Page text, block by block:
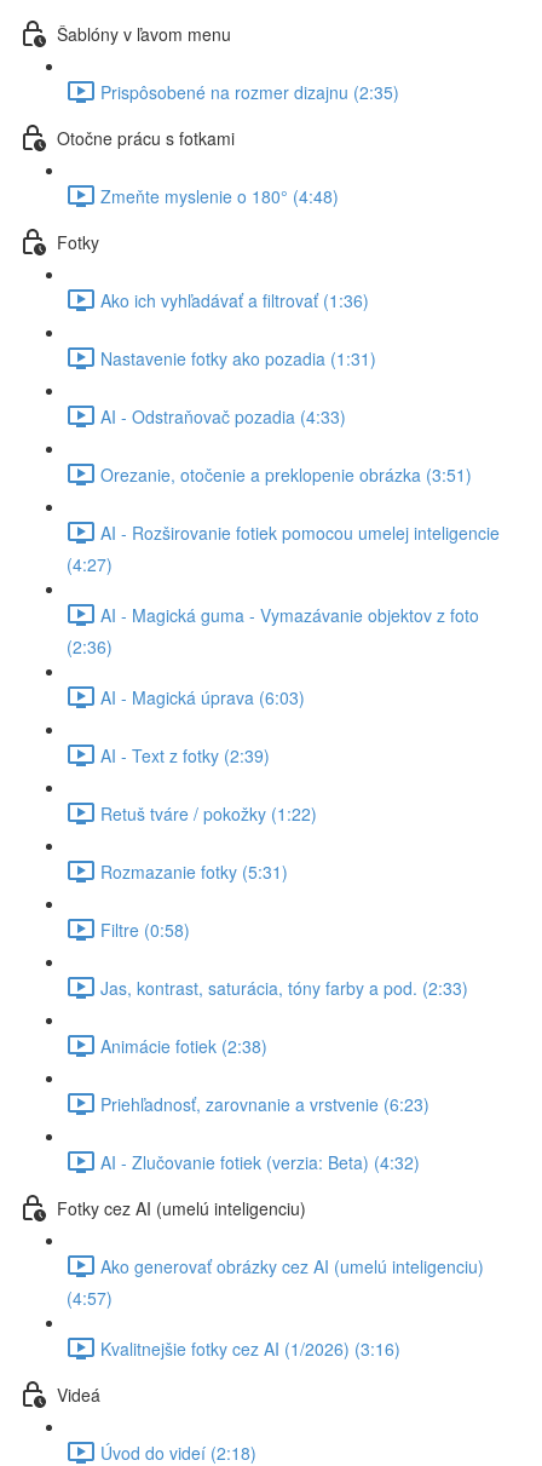
Šablóny v ľavom menu
Prispôsobené na rozmer dizajnu (2:35)
Otočne prácu s fotkami
Zmeňte myslenie o 180° (4:48)
Fotky
Ako ich vyhľadávať a filtrovať (1:36)
Nastavenie fotky ako pozadia (1:31)
AI - Odstraňovač pozadia (4:33)
Orezanie, otočenie a preklopenie obrázka (3:51)
AI - Rozširovanie fotiek pomocou umelej inteligencie
(4:27)
AI - Magická guma - Vymazávanie objektov z foto
(2:36)
AI - Magická úprava (6:03)
AI - Text z fotky (2:39)
Retuš tváre / pokožky (1:22)
Rozmazanie fotky (5:31)
Filtre (0:58)
Jas, kontrast, saturácia, tóny farby a pod. (2:33)
Animácie fotiek (2:38)
Priehľadnosť, zarovnanie a vrstvenie (6:23)
AI - Zlučovanie fotiek (verzia: Beta) (4:32)
Fotky cez AI (umelú inteligenciu)
Ako generovať obrázky cez AI (umelú inteligenciu)
(4:57)
Kvalitnejšie fotky cez AI (1/2026) (3:16)
Videá
Úvod do videí (2:18)